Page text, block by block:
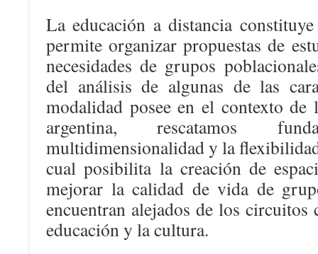
La educación a distancia
permite organizar propuestas de
necesidades de grupos
del análisis de algunas de las
modalidad posee en el contexto de
argentina, rescatamos
multidimensionalidad y la
cual posibilita la creación de
mejorar la calidad de vida de
encuentran alejados de los circuitos
educación y la cultura.